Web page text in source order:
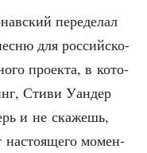
пере­де­лал
для рос­сий­ско-
про­ек­та, в кото­
Сти­ви Уан­дер
и не ска­жешь,
насто­я­ще­го момен­